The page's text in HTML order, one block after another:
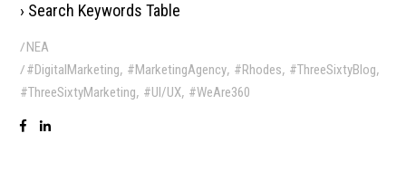
› Search Keywords Table
ΝΕΑ
#DigitalMarketing, #MarketingAgency, #Rhodes, #ThreeSixtyBlog,
#ThreeSixtyMarketing, #UI/UX, #WeAre360